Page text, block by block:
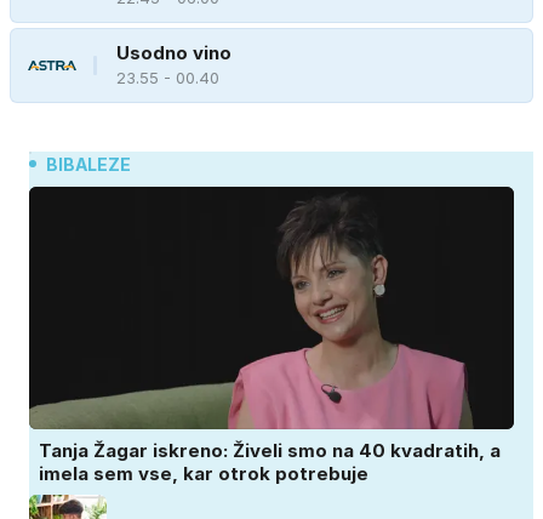
Usodno vino
23.55 - 00.40
BIBALEZE
Tanja Žagar iskreno: Živeli smo na 40 kvadratih, a
imela sem vse, kar otrok potrebuje